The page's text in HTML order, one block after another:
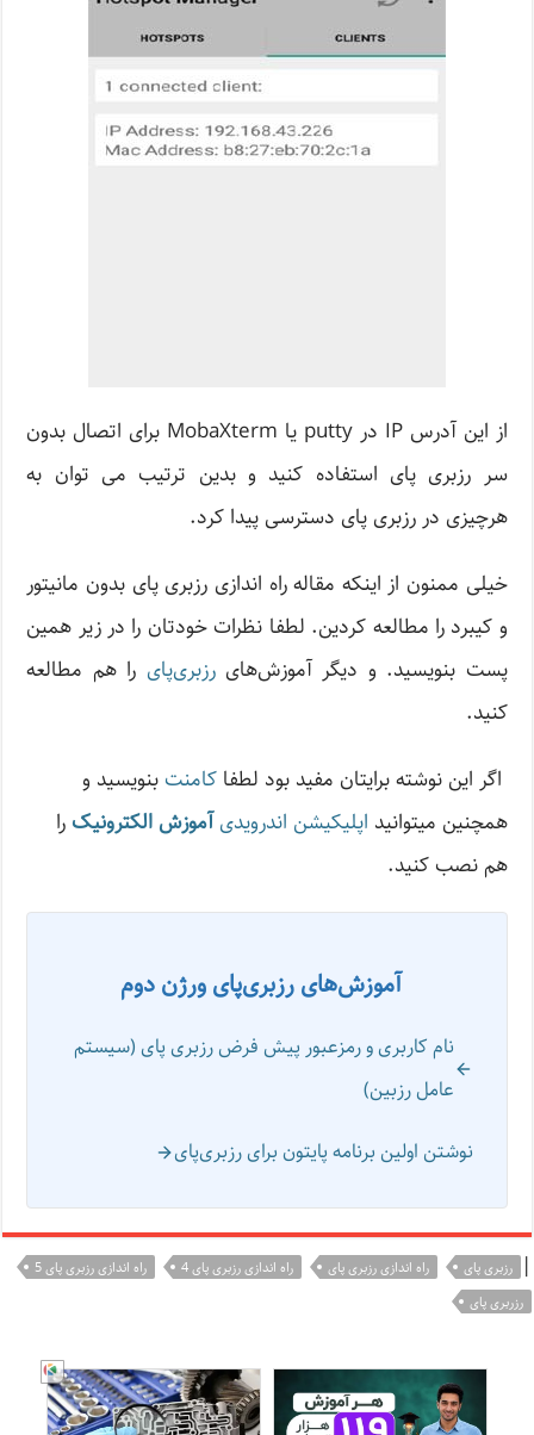
از این آدرس IP در putty یا MobaXterm برای اتصال بدون
سر رزبری پای استفاده کنید و بدین ترتیب می توان به
هرچیزی در رزبری پای دسترسی پیدا کرد.
خیلی ممنون از اینکه مقاله راه اندازی رزبری پای بدون مانیتور
و کیبرد را مطالعه کردین. لطفا نظرات خودتان را در زیر همین
پست بنویسید. و دیگر آموزش‌هایرزبری‌پای را هم مطالعه
کنید.
اگر این نوشته‌ برایتان مفید بود لطفاکامنت بنویسید و
همچنین میتوانید اپلیکیشن اندرویدیآموزش الکترونیک را
هم نصب کنید.
آموزش‌های رزبری‌پای ورژن دوم
نام کاربری و رمزعبور پیش‌ فرض رزبری پای (سیستم
عامل رزبین)
نوشتن اولین برنامه پایتون برای رزبری‌پای
| رزبری پای راه اندازی رزبری پای راه اندازی رزبری پای 4
راه اندازی رزبری پای 5
رزربری پای